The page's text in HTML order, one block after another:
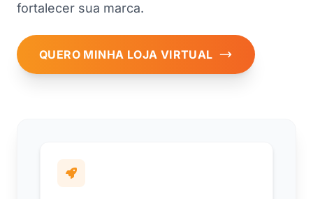
fortalecer sua marca.
QUERO MINHA LOJA VIRTUAL